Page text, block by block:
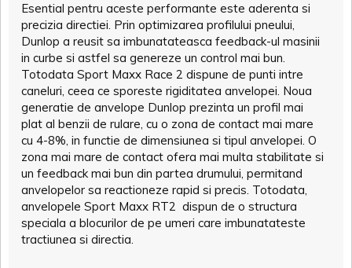
Esential pentru aceste performante este aderenta si
precizia directiei. Prin optimizarea profilului pneului,
Dunlop a reusit sa imbunatateasca feedback-ul masinii
in curbe si astfel sa genereze un control mai bun.
Totodata Sport Maxx Race 2 dispune de punti intre
caneluri, ceea ce sporeste rigiditatea anvelopei. Noua
generatie de anvelope Dunlop prezinta un profil mai
plat al benzii de rulare, cu o zona de contact mai mare
cu 4-8%, in functie de dimensiunea si tipul anvelopei. O
zona mai mare de contact ofera mai multa stabilitate si
un feedback mai bun din partea drumului, permitand
anvelopelor sa reactioneze rapid si precis. Totodata,
anvelopele Sport Maxx RT2 dispun de o structura
speciala a blocurilor de pe umeri care imbunatateste
tractiunea si directia.